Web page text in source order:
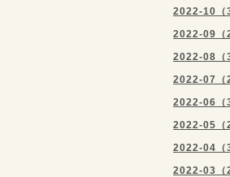
2022-10（3
2022-09（2
2022-08（3
2022-07（2
2022-06（3
2022-05（2
2022-04（3
2022-03（2